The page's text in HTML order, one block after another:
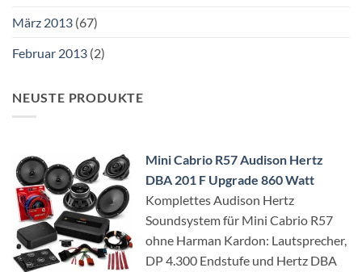
März 2013 (67)
Februar 2013 (2)
NEUSTE PRODUKTE
Mini Cabrio R57 Audison Hertz
DBA 201 F Upgrade 860 Watt
Komplettes Audison Hertz
Soundsystem für Mini Cabrio R57
ohne Harman Kardon: Lautsprecher,
DP 4.300 Endstufe und Hertz DBA